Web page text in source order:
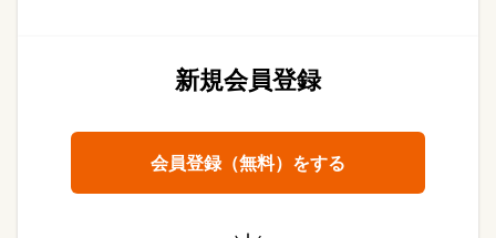
新規会員登録
会員登録（無料）をする